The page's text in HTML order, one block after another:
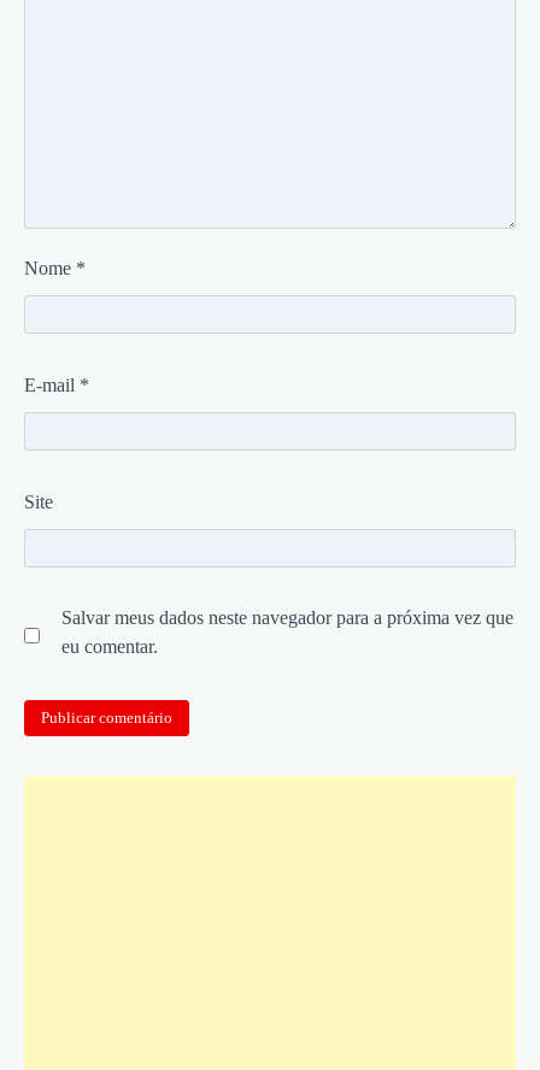
Nome *
E-mail *
Site
Salvar meus dados neste navegador para a próxima vez que
eu comentar.